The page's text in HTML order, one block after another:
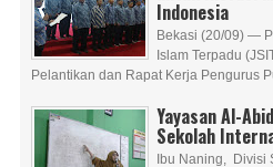
Indonesia
Bekasi (20/09) —
Islam Terpadu
Pelantikan dan Rapat Kerja Pengurus
Yayasan Al-
Sekolah
Ibu Naning, Divisi